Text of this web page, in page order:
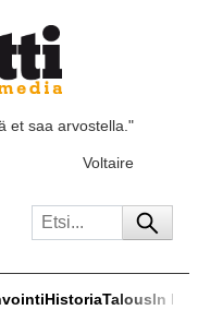
et saa arvostella."
Voltaire
HistoriaTalousIn